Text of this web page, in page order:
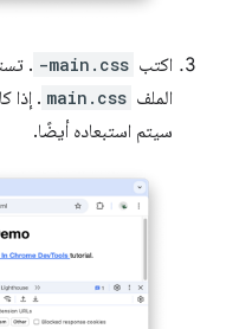
اكتب -main.css
.
الملف main.css . إذا
سيتم استبعاده أيضًا.